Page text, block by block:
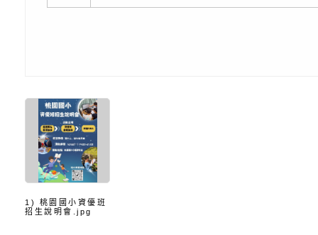
（教材）推薦實施計
理本(115)年「春遊
動
檢送桃園市政府家庭
「小桃家4月課程資
姻怎麼翻譯－青少年
工作坊」、「愛『原
西門國小114學年度
親職教育講座「如何
情緒力？—用SEL玩
有關財團法人中華國
礙者生命教育推廣協
檢送行政院新聞傳播
1) 桃園國小資優班
招生說明會.jpg